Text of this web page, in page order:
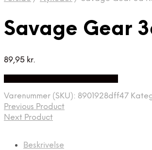
Savage Gear
89,95 kr.
Varenummer (SKU): 8901928dff47
Previous Product
Next Product
Beskrivelse